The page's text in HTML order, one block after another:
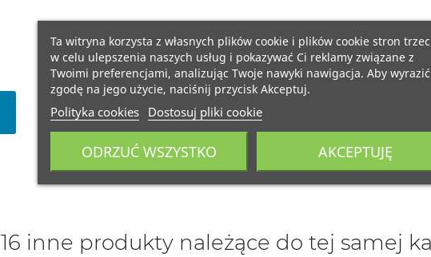
16 inne produkty należące do tej samej
Ta witryna korzysta z własnych plików cookie i plików cookie stron
w celu ulepszenia naszych usług i pokazywać Ci reklamy związane z
Twoimi preferencjami, analizując Twoje nawyki nawigacja. Aby wyrazić
zgodę na jego użycie, naciśnij przycisk Akceptuj.
Polityka cookies Dostosuj pliki cookie
ODRZUĆ WSZYSTKO AKCEPTUJĘ